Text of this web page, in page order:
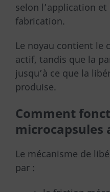
selon l’application
fabrication.
Le noyau contient le
actif, tandis que la
jusqu’à ce que la
produise.
Comment
microcapsules
Le mécanisme de
par :